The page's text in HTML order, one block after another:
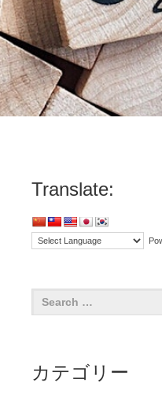
Translate:
カテゴリー